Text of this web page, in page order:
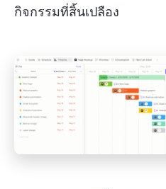
กิจกรรมที่สิ้นเปลือง